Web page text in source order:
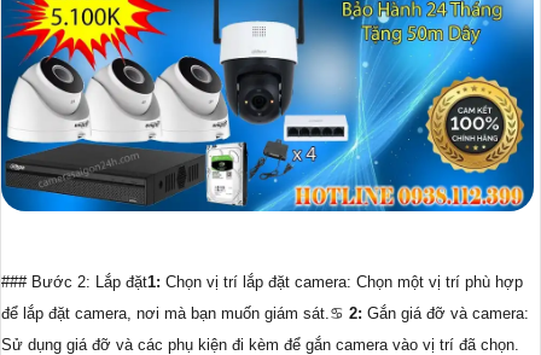
### Bước 2: Lắp đặt1: Chọn vị trí lắp đặt camera: Chọn một vị trí phù hợp
để lắp đặt camera, nơi mà bạn muốn giám sát.♋ 2: Gắn giá đỡ và camera:
Sử dụng giá đỡ và các phụ kiện đi kèm để gắn camera vào vị trí đã chọn.